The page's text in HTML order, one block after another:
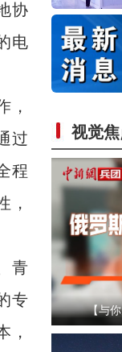
协
电
，
过
程
，
青
专
，
视觉
以“阅
【与